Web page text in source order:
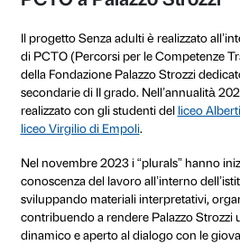
tutti i minori di 30 anni.
PerchéSenzaadulti
Negli ultimi anni una
parte del proprio tempo in
sono svolte entro le mura
situazione è emersa una
desiderio di creare momenti
l’arte dal vivo è diventata